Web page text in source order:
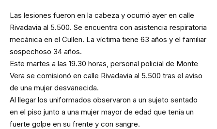
Las lesiones fueron en la cabeza y ocurrió ayer en calle
Rivadavia al 5.500. Se encuentra con asistencia respiratoria
mecánica en el Cullen. La víctima tiene 63 años y el familiar
sospechoso 34 años.
Este martes a las 19.30 horas, personal policial de Monte
Vera se comisionó en calle Rivadavia al 5.500 tras el aviso
de una mujer desvanecida.
Al llegar los uniformados observaron a un sujeto sentado
en el piso junto a una mujer mayor de edad que tenía un
fuerte golpe en su frente y con sangre.